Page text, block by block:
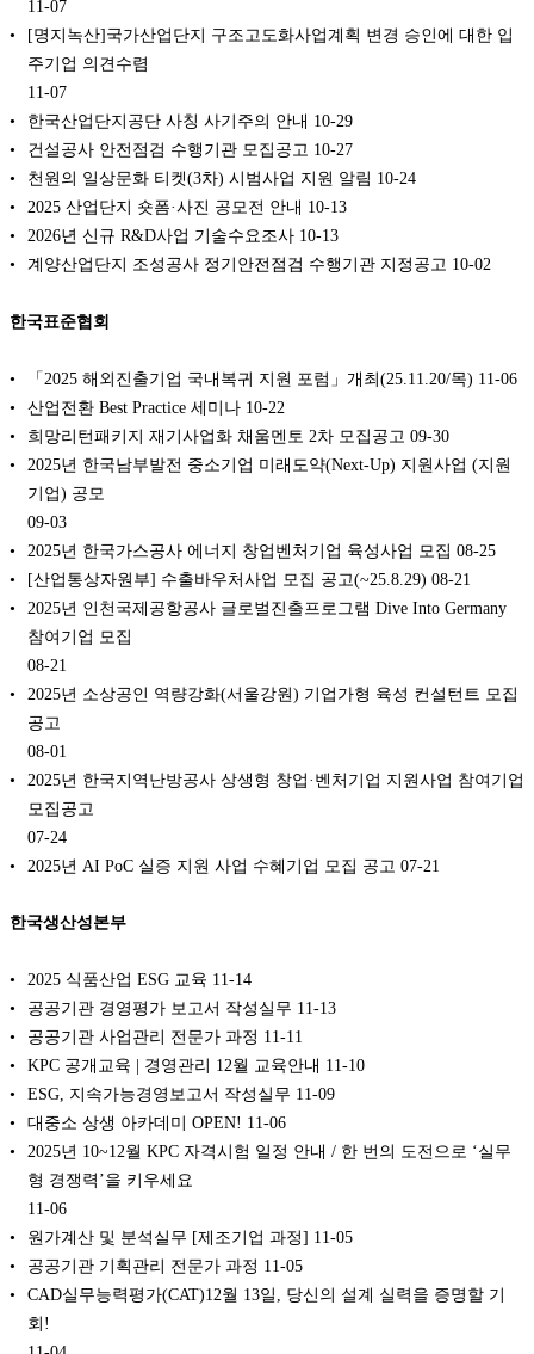
11-07
[명지녹산]국가산업단지 구조고도화사업계획 변경 승인에 대한 입
주기업 의견수렴
11-07
한국산업단지공단 사칭 사기주의 안내 10-29
건설공사 안전점검 수행기관 모집공고 10-27
천원의 일상문화 티켓(3차) 시범사업 지원 알림 10-24
2025 산업단지 숏폼·사진 공모전 안내 10-13
2026년 신규 R&D사업 기술수요조사 10-13
계양산업단지 조성공사 정기안전점검 수행기관 지정공고 10-02
한국표준협회
「2025 해외진출기업 국내복귀 지원 포럼」개최(25.11.20/목) 11-06
산업전환 Best Practice 세미나 10-22
희망리턴패키지 재기사업화 채움멘토 2차 모집공고 09-30
2025년 한국남부발전 중소기업 미래도약(Next-Up) 지원사업 (지원
기업) 공모
09-03
2025년 한국가스공사 에너지 창업벤처기업 육성사업 모집 08-25
[산업통상자원부] 수출바우처사업 모집 공고(~25.8.29) 08-21
2025년 인천국제공항공사 글로벌진출프로그램 Dive Into Germany
참여기업 모집
08-21
2025년 소상공인 역량강화(서울강원) 기업가형 육성 컨설턴트 모집
공고
08-01
2025년 한국지역난방공사 상생형 창업·벤처기업 지원사업 참여기업
모집공고
07-24
2025년 AI PoC 실증 지원 사업 수혜기업 모집 공고 07-21
한국생산성본부
2025 식품산업 ESG 교육 11-14
공공기관 경영평가 보고서 작성실무 11-13
공공기관 사업관리 전문가 과정 11-11
KPC 공개교육 | 경영관리 12월 교육안내 11-10
ESG, 지속가능경영보고서 작성실무 11-09
대중소 상생 아카데미 OPEN! 11-06
2025년 10~12월 KPC 자격시험 일정 안내 / 한 번의 도전으로 ‘실무
형 경쟁력’을 키우세요
11-06
원가계산 및 분석실무 [제조기업 과정] 11-05
공공기관 기획관리 전문가 과정 11-05
CAD실무능력평가(CAT)12월 13일, 당신의 설계 실력을 증명할 기
회!